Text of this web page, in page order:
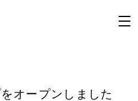
オープンしました